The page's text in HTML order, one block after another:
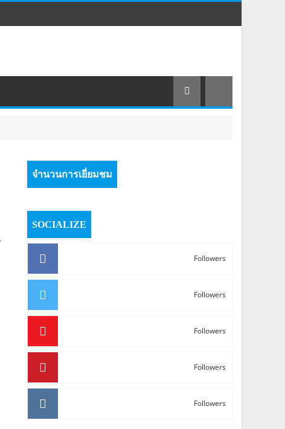
จำนวนการเยี่ยมชม
SOCIALIZE
Followers
Followers
Followers
Followers
Followers